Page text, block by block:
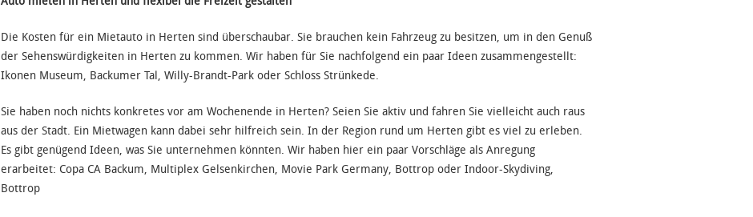
Die Kosten für ein Mietauto in Herten sind überschaubar. Sie brauchen kein Fahrzeug zu besitzen, um in den Genuß
der Sehenswürdigkeiten in Herten zu kommen. Wir haben für Sie nachfolgend ein paar Ideen zusammengestellt:
Ikonen Museum, Backumer Tal, Willy-Brandt-Park oder Schloss Strünkede.
Sie haben noch nichts konkretes vor am Wochenende in Herten? Seien Sie aktiv und fahren Sie vielleicht auch raus
aus der Stadt. Ein Mietwagen kann dabei sehr hilfreich sein. In der Region rund um Herten gibt es viel zu erleben.
Es gibt genügend Ideen, was Sie unternehmen könnten. Wir haben hier ein paar Vorschläge als Anregung
erarbeitet: Copa CA Backum, Multiplex Gelsenkirchen, Movie Park Germany, Bottrop oder Indoor-Skydiving,
Bottrop